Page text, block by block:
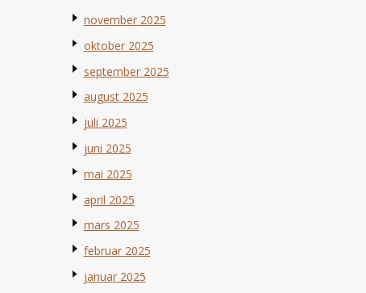
november 2025
oktober 2025
september 2025
august 2025
juli 2025
juni 2025
mai 2025
april 2025
mars 2025
februar 2025
januar 2025